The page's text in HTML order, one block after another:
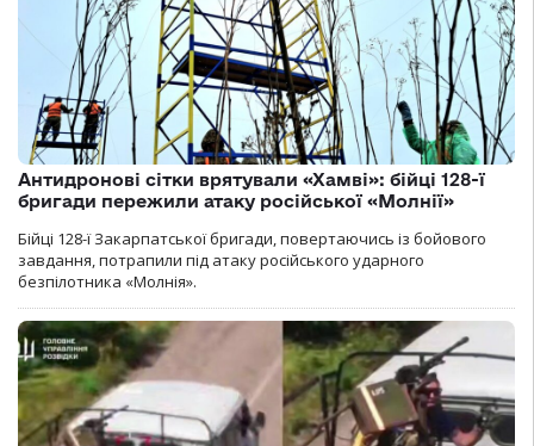
Антидронові сітки врятували «Хамві»: бійці 128-ї
бригади пережили атаку російської «Молнії»
Бійці 128-ї Закарпатської бригади, повертаючись із бойового
завдання, потрапили під атаку російського ударного
безпілотника «Молнія».